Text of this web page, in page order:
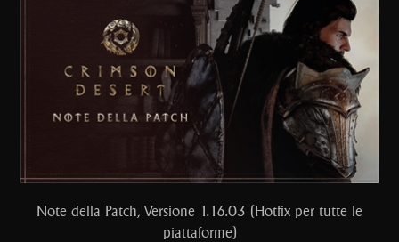
Note della Patch, Versione 1.16.03 (Hotfix per tutte le
piattaforme)